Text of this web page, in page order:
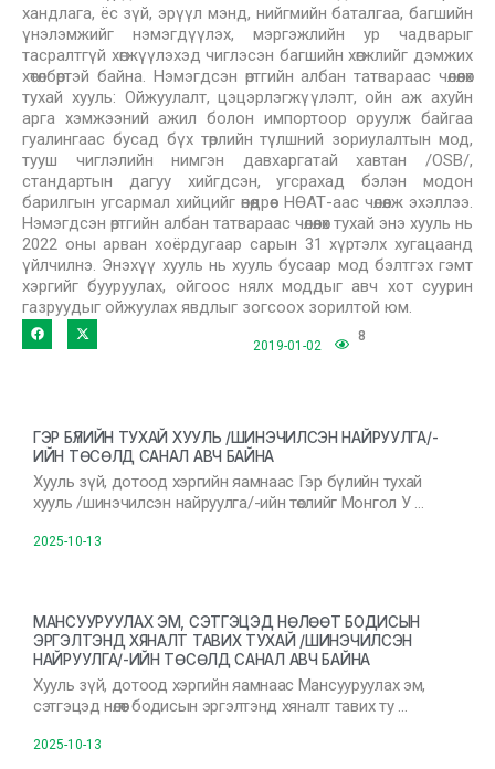
хандлага, ёс зүй, эрүүл мэнд, нийгмийн баталгаа, багшийн
үнэлэмжийг нэмэгдүүлэх, мэргэжлийн ур чадварыг
тасралтгүй хөгжүүлэхэд чиглэсэн багшийн хөгжлийг дэмжих
хөтөлбөртэй байна. Нэмэгдсэн өртгийн албан татвараас чөлөөлөх
тухай хууль: Ойжуулалт, цэцэрлэгжүүлэлт, ойн аж ахуйн
арга хэмжээний ажил болон импортоор оруулж байгаа
гуалингаас бусад бүх төрлийн түлшний зориулалтын мод,
тууш чиглэлийн нимгэн давхаргатай хавтан /OSB/,
стандартын дагуу хийгдсэн, угсрахад бэлэн модон
барилгын угсармал хийцийг өнөөдрөөс НӨАТ-аас чөлөөлж эхэллээ.
Нэмэгдсэн өртгийн албан татвараас чөлөөлөх тухай энэ хууль нь
2022 оны арван хоёрдугаар сарын 31 хүртэлх хугацаанд
үйлчилнэ. Энэхүү хууль нь хууль бусаар мод бэлтгэх гэмт
хэргийг бууруулах, ойгоос нялх моддыг авч хот суурин
газруудыг ойжуулах явдлыг зогсоох зорилтой юм.
2019-01-02
8
ГЭР БҮЛИЙН ТУХАЙ ХУУЛЬ /ШИНЭЧИЛСЭН НАЙРУУЛГА/-
ИЙН ТӨСӨЛД САНАЛ АВЧ БАЙНА
Хууль зүй, дотоод хэргийн яамнаас Гэр бүлийн тухай
хууль /шинэчилсэн найруулга/-ийн төслийг Монгол У …
2025-10-13
МАНСУУРУУЛАХ ЭМ, СЭТГЭЦЭД НӨЛӨӨТ БОДИСЫН
ЭРГЭЛТЭНД ХЯНАЛТ ТАВИХ ТУХАЙ /ШИНЭЧИЛСЭН
НАЙРУУЛГА/-ИЙН ТӨСӨЛД САНАЛ АВЧ БАЙНА
Хууль зүй, дотоод хэргийн яамнаас Мансууруулах эм,
сэтгэцэд нөлөөт бодисын эргэлтэнд хяналт тавих ту …
2025-10-13